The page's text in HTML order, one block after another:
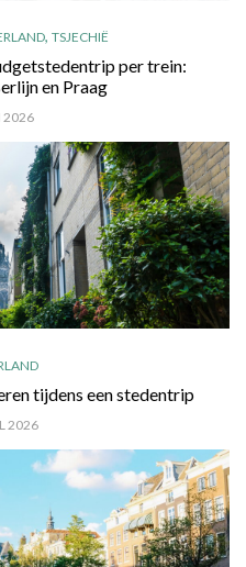
, TSJECHIË
per trein:
en Praag
2026
tijdens een stedentrip
2026